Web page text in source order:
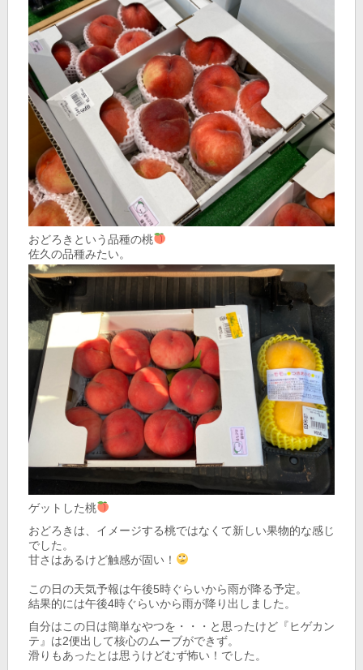
おどろきという品種の桃
佐久の品種みたい。
ゲットした桃
おどろきは、イメージする桃ではなくて新しい果物的な感じ
でした。
甘さはあるけど触感が固い！
この日の天気予報は午後5時ぐらいから雨が降る予定。
結果的には午後4時ぐらいから雨が降り出しました。
自分はこの日は簡単なやつを・・・と思ったけど『ヒゲカン
テ』は2便出して核心のムーブができず。
滑りもあったとは思うけどむず怖い！でした。